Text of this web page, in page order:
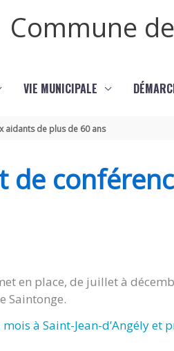
Commune
VIE MUNICIPALE
aidants de plus de 60 ans
de
en place, de juillet à
Saintonge.
à Saint-Jean-d’Angély